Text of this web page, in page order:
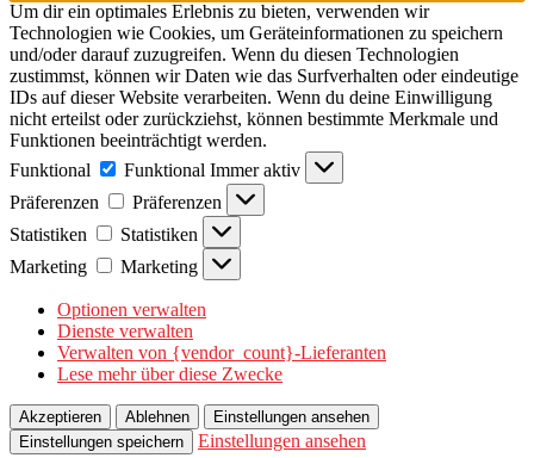
Um dir ein optimales Erlebnis zu bieten, verwenden wir
Technologien wie Cookies, um Geräteinformationen zu speichern
und/oder darauf zuzugreifen. Wenn du diesen Technologien
zustimmst, können wir Daten wie das Surfverhalten oder eindeutige
IDs auf dieser Website verarbeiten. Wenn du deine Einwilligung
nicht erteilst oder zurückziehst, können bestimmte Merkmale und
Funktionen beeinträchtigt werden.
Funktional
Funktional Immer aktiv
Präferenzen
Präferenzen
Statistiken
Statistiken
Marketing
Marketing
Optionen verwalten
Dienste verwalten
Verwalten von {vendor_count}-Lieferanten
Lese mehr über diese Zwecke
Akzeptieren Ablehnen
Einstellungen ansehen
Einstellungen speichern
Einstellungen ansehen